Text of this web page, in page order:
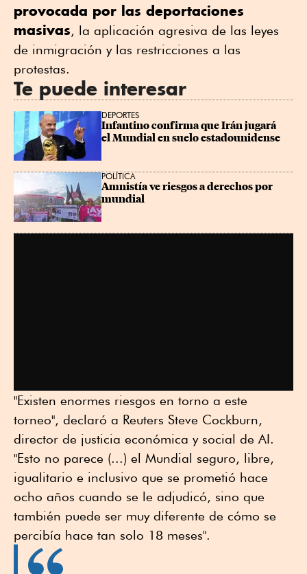
provocada por las deportaciones
masivas, la aplicación ⁠agresiva de las leyes
de inmigración y las restricciones a ⁠las
protestas.
Te puede interesar
DEPORTES
Infantino confirma que Irán jugará
el Mundial en suelo estadounidense
POLÍTICA
Amnistía ve riesgos a derechos por
mundial
"Existen enormes riesgos en torno a este
torneo", declaró a Reuters Steve Cockburn,
director de justicia económica y social de AI.
"Esto no parece (...) el Mundial seguro, libre,
igualitario e inclusivo que se prometió hace
ocho años cuando se le adjudicó, sino que
también puede ser muy diferente de cómo se
percibía hace tan solo 18 meses".